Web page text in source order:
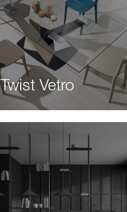
Twist Vetro